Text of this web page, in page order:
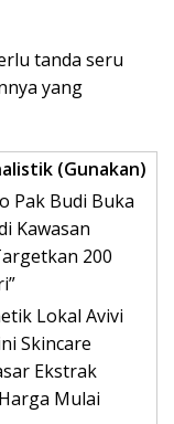
tanda seru
yang
(Gunakan)
Pak Budi Buka
Kawasan
200
Lokal Avivi
Skincare
Ekstrak
Mulai